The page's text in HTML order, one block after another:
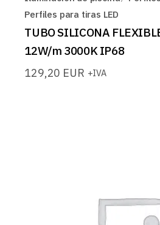
Perfiles para tiras LED
TUBO SILICONA
12W/m 3000K IP68
129,20 EUR +IVA